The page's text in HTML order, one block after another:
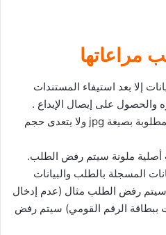
مراعاتها
إلا بعد استيفاء المستندات
والحصول على إيصال الإيداع .
– يجب رفع أصول المستندات المطلوبة بصيغة jpg ولا يتعدى حجم
ملونة سيتم رفض الطلب.
المسجلة بالطلب والبيانات
سيتم رفض الطلب مثال (عدم إدخال
ببطاقة الرقم القومي) سيتم رفض